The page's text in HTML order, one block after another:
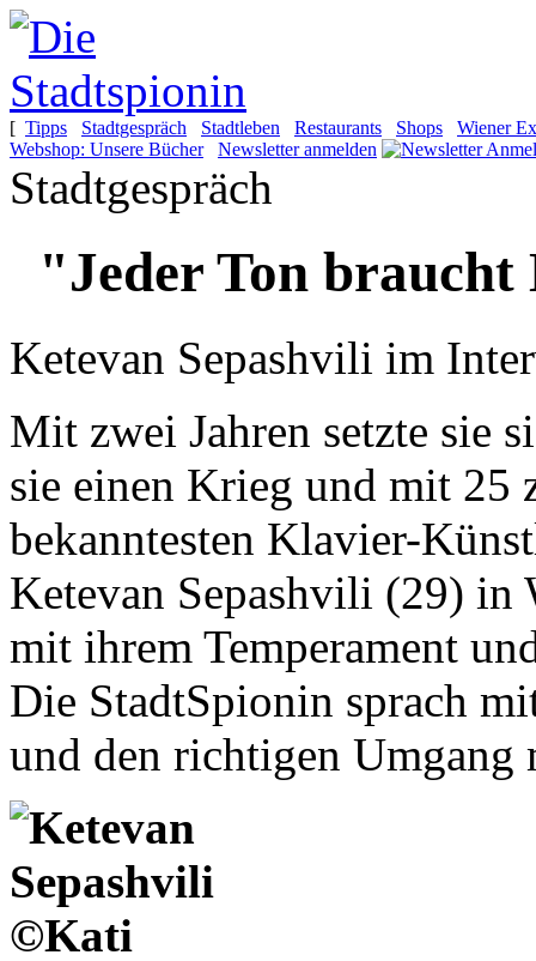
[ Tipps Stadtgespräch Stadtleben Restaurants Shops
Wiener
Webshop: Unsere Bücher
Newsletter anmelden
Stadtgespräch
"Jeder Ton braucht
Ketevan Sepashvili im
Mit zwei Jahren setzte sie
sie einen Krieg und mit 25
bekanntesten Klavier-
Ketevan Sepashvili (29) in
mit ihrem Temperament
Die StadtSpionin sprach
und den richtigen Umgang